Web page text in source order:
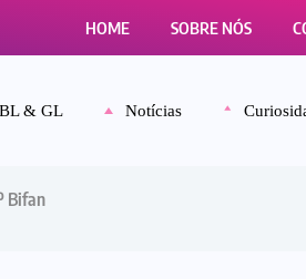
HOME SOBRE NÓS
BL & GL Notícias
Bifan